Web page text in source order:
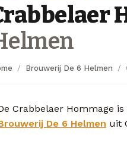
Brouwerij De 6 Helmen
Crabbelaer Hommage
De 6 Helmen uit